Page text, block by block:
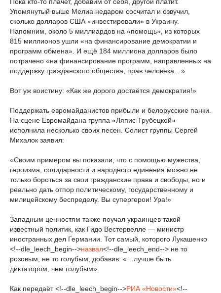
Упомянутый выше Мелиа недаром сосчитал и озвучил,
сколько долларов США «инвестировали» в Украину.
Напомним, около 5 миллиардов на «помощь», из которых
815 миллионов ушли «на финансирование демократии и
программ обмена». И ещё 184 миллиона долларов было
потрачено «на финансирование программ, направленных на
поддержку гражданского общества, прав человека…»
Вот уж воистину: «Как же дорого достаётся демократия!»
Поддержать евромайданистов прибыли и белорусские панки.
На сцене Евромайдана группа «Ляпис Трубецкой»
исполнила несколько своих песен. Солист группы Сергей
Михалок заявил:
«Своим примером вы показали, что с помощью мужества,
героизма, солидарности и народного единения можно не
только бороться за свои гражданские права и свободы, но и
реально дать отпор политическому, государственному и
милицейскому беспределу. Вы супергерои! Ура!»
Западным ценностям также поучал украинцев такой
известный политик, как Гидо Вестервелле — министр
иностранных дел Германии. Тот самый, которого Лукашенко
<!--dle_leech_begin-->назвал<!--dle_leech_end--> не то
розовым, не то голубым, добавив: «…лучше быть
диктатором, чем голубым».
Как передаёт <!--dle_leech_begin-->РИА «Новости»<!--